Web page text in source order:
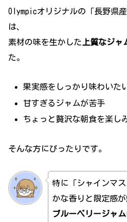
Olympicオリジナルの「長野県
は、
素材の味を生かした
上質なジャ
た。
果実感をしっかり味わいた
甘すぎるジャムが苦手
ちょっと贅沢な朝食を楽し
そんな方にぴったりです。
特に「シャインマ
かな香りと限定感が
ブルーベリージャム